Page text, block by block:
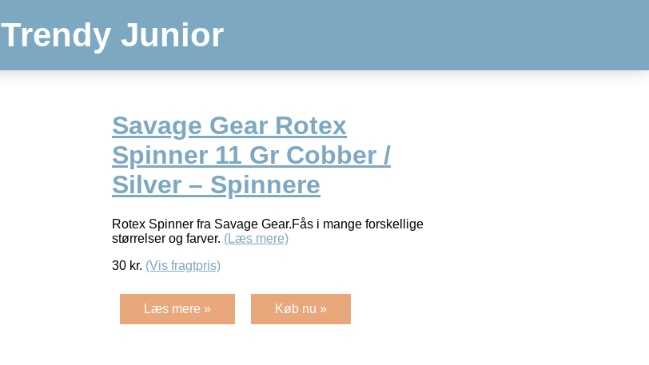
Trendy Junior
Savage Gear Rotex
Spinner 11 Gr Cobber /
Silver – Spinnere
Rotex Spinner fra Savage Gear.Fås i mange forskellige
størrelser og farver. (Læs mere)
30 kr. (Vis fragtpris)
Læs mere » Køb nu »